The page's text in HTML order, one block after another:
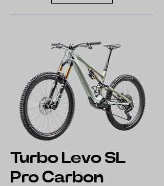
Turbo Levo SL
Pro Carbon